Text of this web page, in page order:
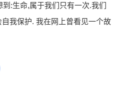
到:生命,属于我们只有一次.我们
我保护. 我在网上曾看见一个故